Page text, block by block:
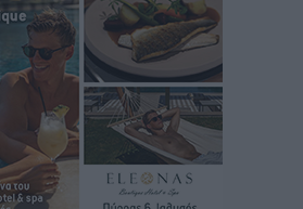
8 ώρες
Κότσιρα στις 21 Αυγούστου
της Δημοτικής Επιτροπής Ρόδου